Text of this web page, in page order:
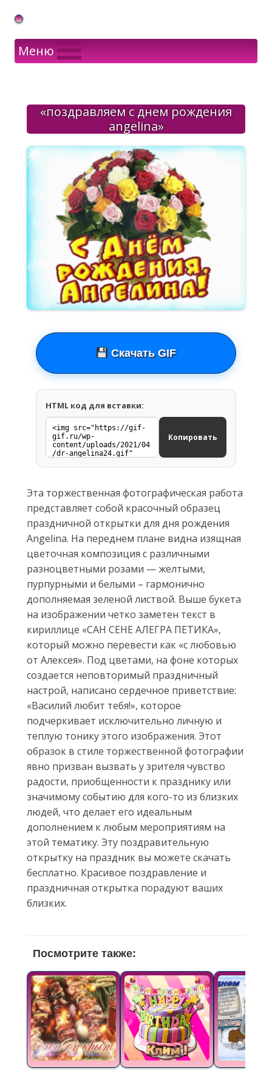
Gif Открытки в подарок
Меню
«поздравляем с днем рождения
angelina»
Скачать GIF
HTML код для вставки:
Копировать
Эта торжественная фотографическая работа
представляет собой красочный образец
праздничной открытки для дня рождения
Angelina. На переднем плане видна изящная
цветочная композиция с различными
разноцветными розами — желтыми,
пурпурными и белыми – гармонично
дополняемая зеленой листвой. Выше букета
на изображении четко заметен текст в
кириллице «САН СЕНЕ АЛЕГРА ПЕТИКА»,
который можно перевести как «с любовью
от Алексея». Под цветами, на фоне которых
создается неповторимый праздничный
настрой, написано сердечное приветствие:
«Василий любит тебя!», которое
подчеркивает исключительно личную и
теплую тонику этого изображения. Этот
образок в стиле торжественной фотографии
явно призван вызвать у зрителя чувство
радости, приобщенности к празднику или
значимому событию для кого-то из близких
людей, что делает его идеальным
дополнением к любым мероприятиям на
этой тематику. Эту поздравительную
открытку на праздник вы можете скачать
бесплатно. Красивое поздравление и
праздничная открытка порадуют ваших
близких.
Посмотрите также: